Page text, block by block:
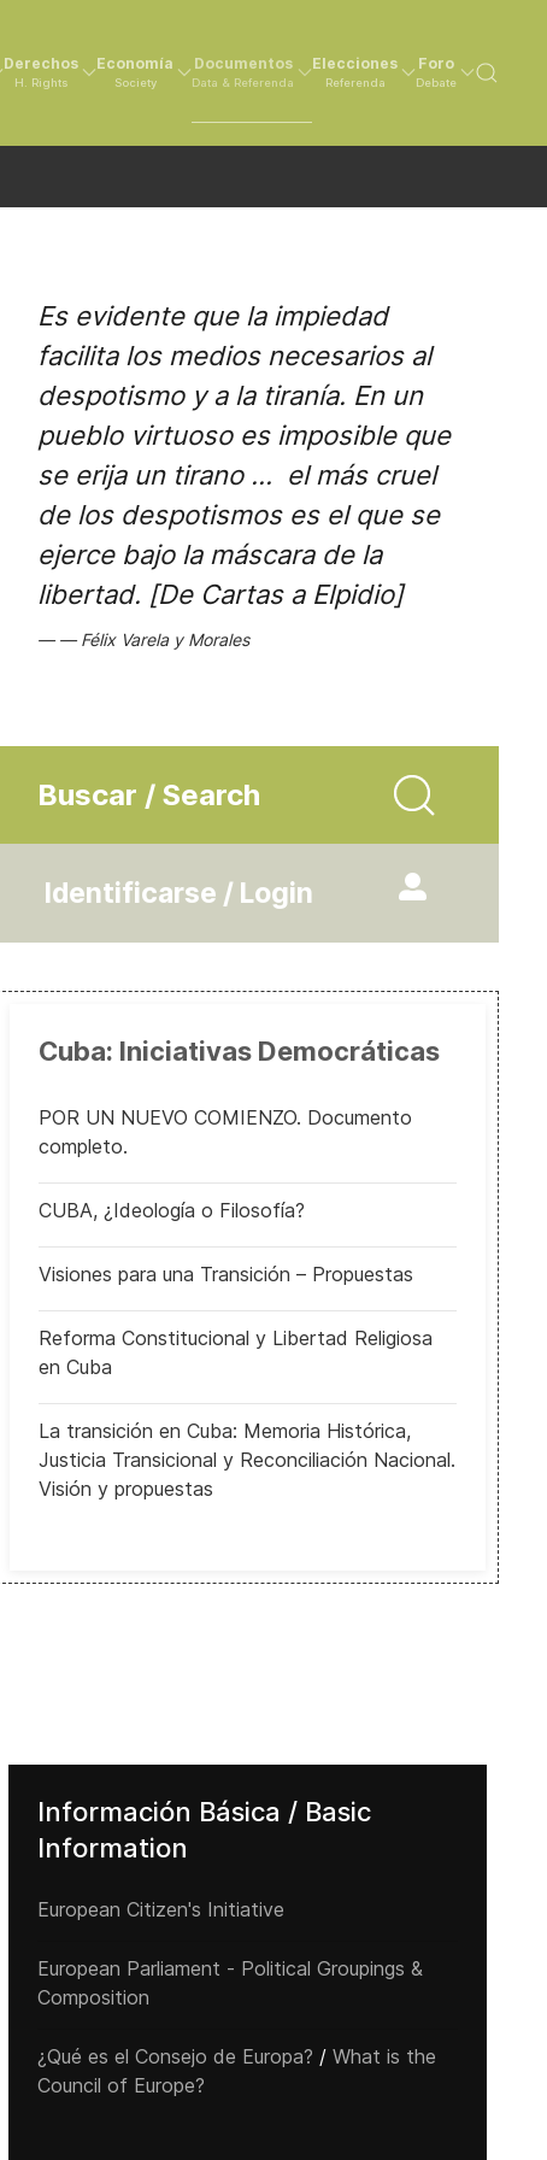
Derechos
H. Rights
Economía
Society
Documentos
Data & Referenda
Elecciones
Referenda
Foro
Debate
azaroso arte del engaño: Historias del mundo de la casualidad y
Es evidente que la impiedad
facilita los medios necesarios al
despotismo y a la tiranía. En un
pueblo virtuoso es imposible que
se erija un tirano ... el más cruel
de los despotismos es el que se
ejerce bajo la máscara de la
libertad. [De Cartas a Elpidio]
Félix Varela y Morales
Buscar / Search
Identificarse / Login
Cuba: Iniciativas Democráticas
POR UN NUEVO COMIENZO. Documento
completo.
CUBA, ¿Ideología o Filosofía?
Visiones para una Transición – Propuestas
Reforma Constitucional y Libertad Religiosa
en Cuba
La transición en Cuba: Memoria Histórica,
Justicia Transicional y Reconciliación Nacional.
Visión y propuestas
Información Básica / Basic
Information
European Citizen's Initiative
European Parliament - Political Groupings &
Composition
¿Qué es el Consejo de Europa? / What is the
Council of Europe?